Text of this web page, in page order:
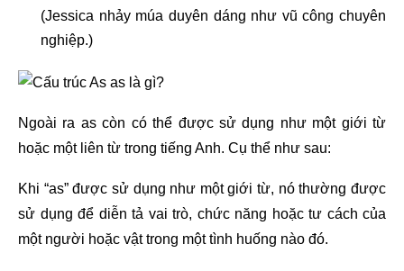
(Jessica nhảy múa duyên dáng như vũ công chuyên
nghiệp.)
Ngoài ra as còn có thể được sử dụng như một giới từ
hoặc một liên từ trong tiếng Anh. Cụ thể như sau:
Khi “as” được sử dụng như một giới từ, nó thường được
sử dụng để diễn tả vai trò, chức năng hoặc tư cách của
một người hoặc vật trong một tình huống nào đó.